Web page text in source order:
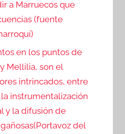
a Marruecos que
(fuente
en los puntos de
Mellilia, son el
intrincados, entre
instrumentalización
y la difusión de
del